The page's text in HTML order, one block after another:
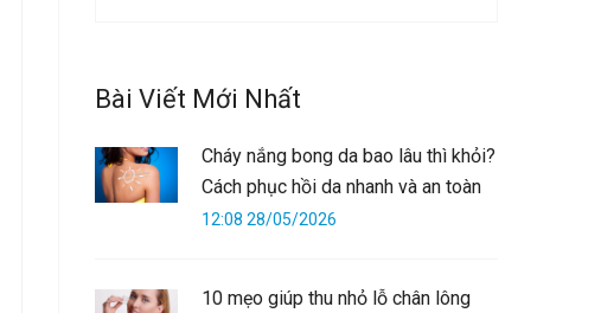
Bài Viết Mới Nhất
Cháy nắng bong da bao lâu thì khỏi?
Cách phục hồi da nhanh và an toàn
12:08 28/05/2026
10 mẹo giúp thu nhỏ lỗ chân lông